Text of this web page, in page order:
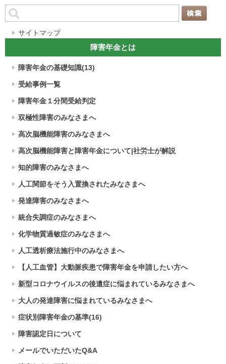
サイトマップ
障害年金とは
障害年金の基礎知識(13)
受給事例一覧
障害年金１分間受給判定
双極性障害のみなさまへ
高次脳機能障害のみなさまへ
高次脳機能障害と障害年金について|社労士が解説
知的障害のみなさまへ
人工関節をそう入置換されたみなさまへ
発達障害のみなさまへ
統合失調症のみなさまへ
化学物質過敏症のみなさまへ
人工透析療法施行中のみなさまへ
【人工血管】大動脈疾患で障害年金を申請したい方へ
新型コロナウイルスの後遺症に悩まれているみなさまへ
大人の発達障害に悩まれているみなさまへ
症状別障害年金の基準(16)
障害認定日について
メールでいただいたQ&A